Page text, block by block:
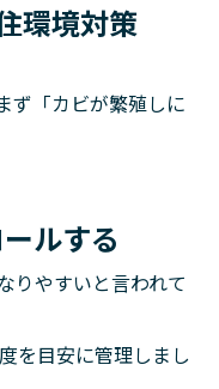
環境対策
ず「カビが繁殖しに
ルする
りやすいと言われて
を目安に管理しまし